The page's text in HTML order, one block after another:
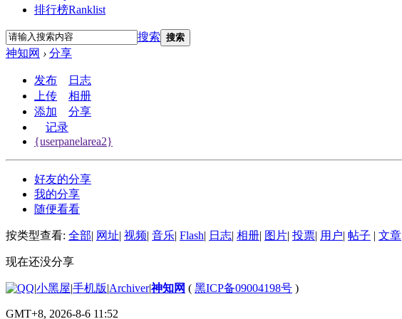
排行榜Ranklist
搜索 搜索
神知网 › 分享
发布
日志
上传
相册
添加
分享
记录
{userpanelarea2}
好友的分享
我的分享
随便看看
按类型查看: 全部| 网址| 视频| 音乐| Flash| 日志| 相册| 图片| 投票| 用户| 帖子 | 文章
现在还没分享
|小黑屋|手机版|Archiver|神知网 ( 黑ICP备09004198号 )
GMT+8, 2026-8-6 11:52